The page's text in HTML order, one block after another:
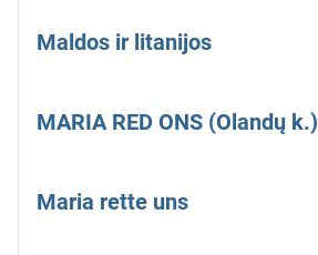
Maldos ir litanijos
MARIA RED ONS (Olandų k.)
Maria rette uns